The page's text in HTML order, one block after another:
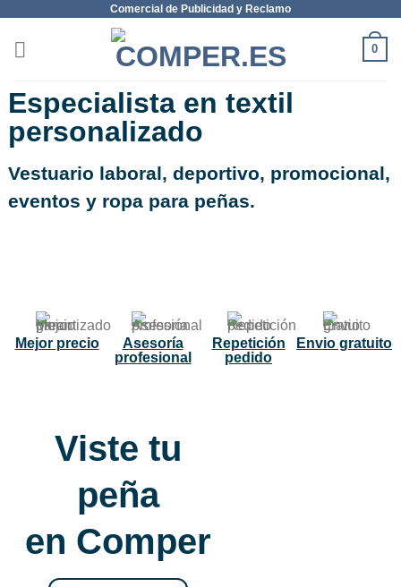
Comercial de Publicidad y Reclamo
0
Especialista en textil
personalizado
Vestuario laboral, deportivo, promocional,
eventos y ropa para peñas.
NUEVO Envio gratuito
Repetición
pedido
Asesoría
profesional
Mejor precio
Viste tu
peña
en Comper